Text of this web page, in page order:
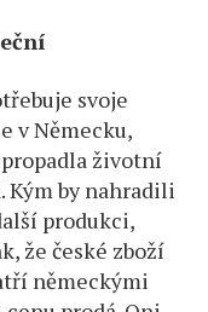
svoje
v Německu,
životní
Kým by nahradili
produkci,
že české zboží
německými